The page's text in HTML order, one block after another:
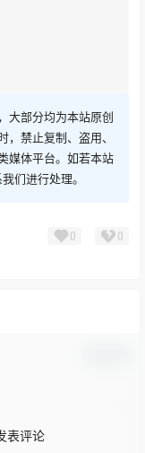
大部分均为本站原创
禁止复制、盗用、
媒体平台。如若本站
们进行处理。
0 0
表评论